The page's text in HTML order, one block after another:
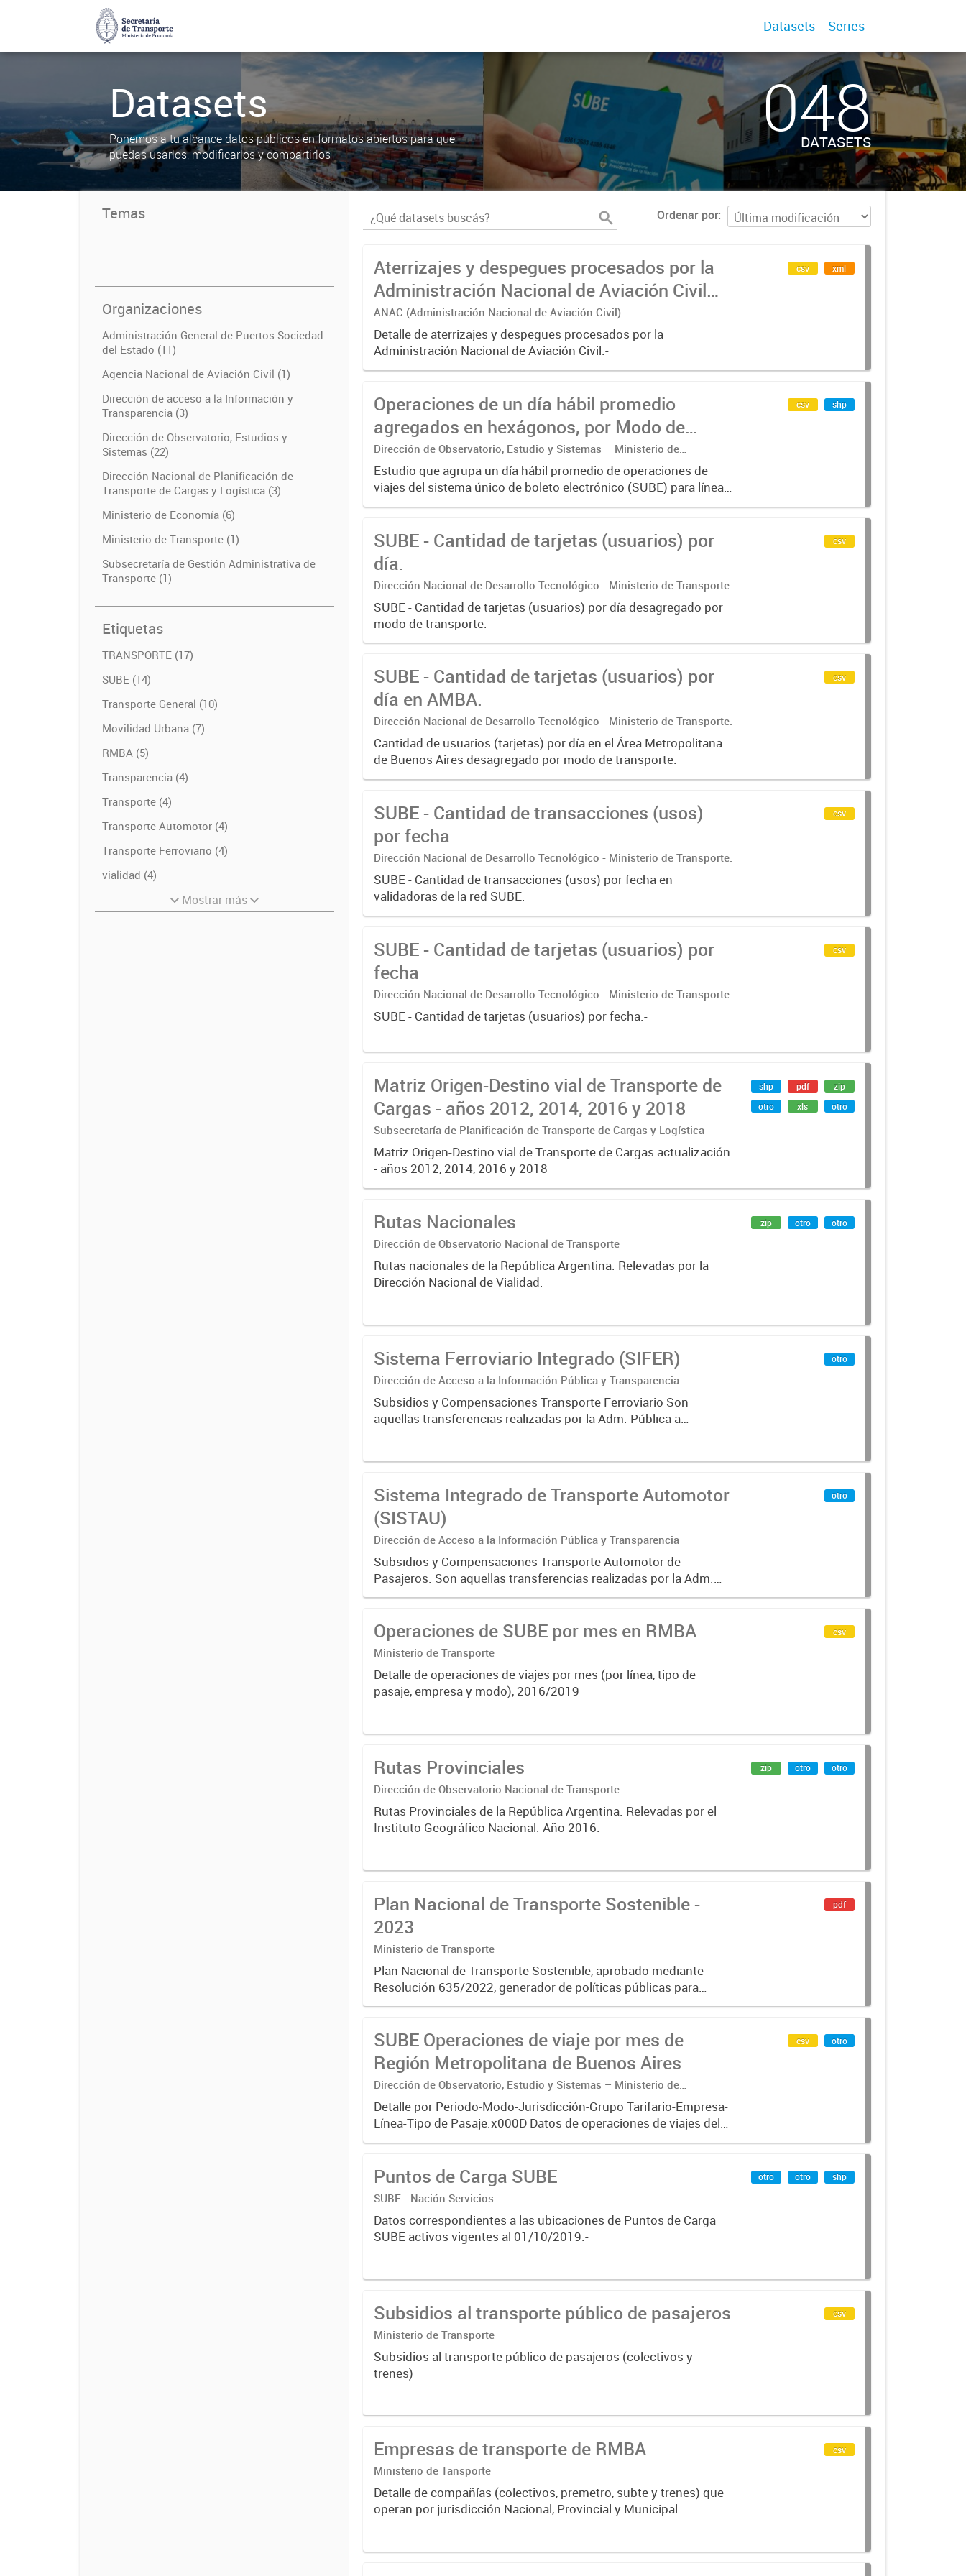
Datasets Series
Datasets
Ponemos a tu alcance datos públicos en formatos abiertos para que
puedas usarlos, modificarlos y compartirlos
048
DATASETS
Temas
Organizaciones
Administración General de Puertos Sociedad
del Estado (11)
Agencia Nacional de Aviación Civil (1)
Dirección de acceso a la Información y
Transparencia (3)
Dirección de Observatorio, Estudios y
Sistemas (22)
Dirección Nacional de Planificación de
Transporte de Cargas y Logística (3)
Ministerio de Economía (6)
Ministerio de Transporte (1)
Subsecretaría de Gestión Administrativa de
Transporte (1)
Etiquetas
TRANSPORTE (17)
SUBE (14)
Transporte General (10)
Movilidad Urbana (7)
RMBA (5)
Transparencia (4)
Transporte (4)
Transporte Automotor (4)
Transporte Ferroviario (4)
vialidad (4)
Mostrar más
Ordenar por
Aterrizajes y despegues procesados por la
Administración Nacional de Aviación Civil
(ANAC)
ANAC (Administración Nacional de Aviación Civil)
Detalle de aterrizajes y despegues procesados por la
Administración Nacional de Aviación Civil.-
csv xml
Operaciones de un día hábil promedio
agregados en hexágonos, por Modo de
transporte y Hora
Dirección de Observatorio, Estudio y Sistemas – Ministerio de
Transporte
Estudio que agrupa un día hábil promedio de operaciones de
viajes del sistema único de boleto electrónico (SUBE) para líneas
de transporte urbano de pasajeros de RMBA incluyendo trenes,
csv shp
SUBE - Cantidad de tarjetas (usuarios) por
día.
Dirección Nacional de Desarrollo Tecnológico - Ministerio de Transporte.
SUBE - Cantidad de tarjetas (usuarios) por día desagregado por
modo de transporte.
csv
SUBE - Cantidad de tarjetas (usuarios) por
día en AMBA.
Dirección Nacional de Desarrollo Tecnológico - Ministerio de Transporte.
Cantidad de usuarios (tarjetas) por día en el Área Metropolitana
de Buenos Aires desagregado por modo de transporte.
csv
SUBE - Cantidad de transacciones (usos)
por fecha
Dirección Nacional de Desarrollo Tecnológico - Ministerio de Transporte.
SUBE - Cantidad de transacciones (usos) por fecha en
validadoras de la red SUBE.
csv
SUBE - Cantidad de tarjetas (usuarios) por
fecha
Dirección Nacional de Desarrollo Tecnológico - Ministerio de Transporte.
SUBE - Cantidad de tarjetas (usuarios) por fecha.-
csv
Matriz Origen-Destino vial de Transporte de
Cargas - años 2012, 2014, 2016 y 2018
Subsecretaría de Planificación de Transporte de Cargas y Logística
Matriz Origen-Destino vial de Transporte de Cargas actualización
- años 2012, 2014, 2016 y 2018
shp pdf
zip
otro
xls otro
Rutas Nacionales
Dirección de Observatorio Nacional de Transporte
Rutas nacionales de la República Argentina. Relevadas por la
Dirección Nacional de Vialidad.
zip otro otro
Sistema Ferroviario Integrado (SIFER)
Dirección de Acceso a la Información Pública y Transparencia
Subsidios y Compensaciones Transporte Ferroviario Son
aquellas transferencias realizadas por la Adm. Pública a
otro
Sistema Integrado de Transporte Automotor
(SISTAU)
Dirección de Acceso a la Información Pública y Transparencia
Subsidios y Compensaciones Transporte Automotor de
Pasajeros. Son aquellas transferencias realizadas por la Adm.
Pública a empresas o consumidores, para permitir que
otro
Operaciones de SUBE por mes en RMBA
Ministerio de Transporte
Detalle de operaciones de viajes por mes (por línea, tipo de
pasaje, empresa y modo), 2016/2019
csv
Rutas Provinciales
Dirección de Observatorio Nacional de Transporte
Rutas Provinciales de la República Argentina. Relevadas por el
Instituto Geográfico Nacional. Año 2016.-
zip otro otro
Plan Nacional de Transporte Sostenible -
2023
Ministerio de Transporte
Plan Nacional de Transporte Sostenible, aprobado mediante
Resolución 635/2022, generador de políticas públicas para
transformar el sistema de transporte pensando en las
pdf
SUBE Operaciones de viaje por mes de
Región Metropolitana de Buenos Aires
Dirección de Observatorio, Estudio y Sistemas – Ministerio de
Transporte
Detalle por Periodo-Modo-Jurisdicción-Grupo Tarifario-Empresa-
Línea-Tipo de Pasaje.x000D Datos de operaciones de viajes del
sistema único de boleto electrónico(SUBE) para el periodo
csv otro
Puntos de Carga SUBE
SUBE - Nación Servicios
Datos correspondientes a las ubicaciones de Puntos de Carga
SUBE activos vigentes al 01/10/2019.-
otro otro shp
Subsidios al transporte público de pasajeros
Ministerio de Transporte
Subsidios al transporte público de pasajeros (colectivos y
trenes)
csv
Empresas de transporte de RMBA
Ministerio de Tansporte
Detalle de compañías (colectivos, premetro, subte y trenes) que
operan por jurisdicción Nacional, Provincial y Municipal
csv